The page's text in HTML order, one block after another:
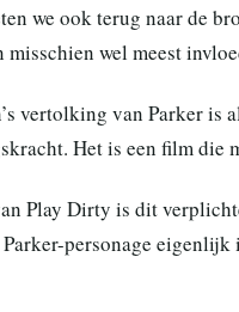
we ook terug naar de
misschien wel meest
vertolking van Parker is
Het is een film die
Play Dirty is dit
personage eigenlijk